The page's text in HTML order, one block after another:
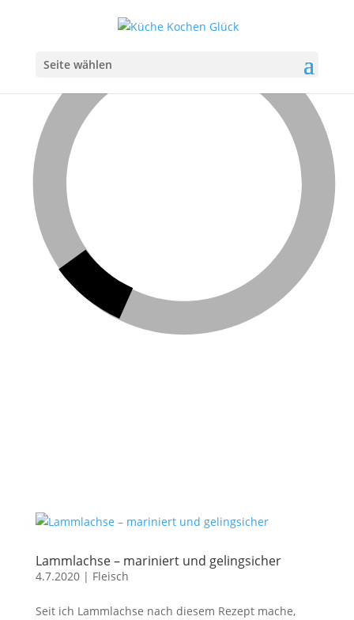
Seite wählen
Lammlachse – mariniert und gelingsicher
4.7.2020| Fleisch
Seit ich Lammlachse nach diesem Rezept mache,